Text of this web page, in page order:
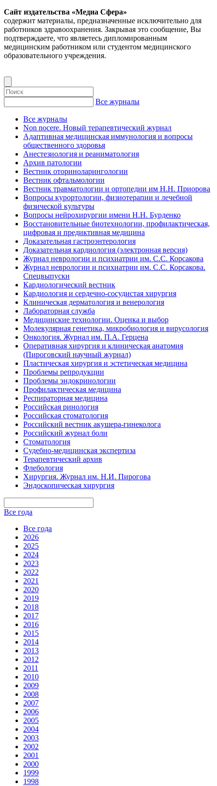
Сайт издательства «Медиа Сфера»
содержит материалы, предназначенные исключительно для
работников здравоохранения. Закрывая это сообщение, Вы
подтверждаете, что являетесь дипломированным
медицинским работником или студентом медицинского
образовательного учреждения.
Все журналы
Все журналы
Non nocere. Новый терапевтический журнал
Адаптивная медицинская иммунология и вопросы
общественного здоровья
Анестезиология и реаниматология
Архив патологии
Вестник оториноларингологии
Вестник офтальмологии
Вестник травматологии и ортопедии им Н.Н. Приорова
Вопросы курортологии, физиотерапии и лечебной
физической культуры
Вопросы нейрохирургии имени Н.Н. Бурденко
Восстановительные биотехнологии, профилактическая,
цифровая и предиктивная медицина
Доказательная гастроэнтерология
Доказательная кардиология (электронная версия)
Журнал неврологии и психиатрии им. С.С. Корсакова
Журнал неврологии и психиатрии им. С.С. Корсакова.
Спецвыпуски
Кардиологический вестник
Кардиология и сердечно-сосудистая хирургия
Клиническая дерматология и венерология
Лабораторная служба
Медицинские технологии. Оценка и выбор
Молекулярная генетика, микробиология и вирусология
Онкология. Журнал им. П.А. Герцена
Оперативная хирургия и клиническая анатомия
(Пироговский научный журнал)
Пластическая хирургия и эстетическая медицина
Проблемы репродукции
Проблемы эндокринологии
Профилактическая медицина
Респираторная медицина
Российская ринология
Российская стоматология
Российский вестник акушера-гинеколога
Российский журнал боли
Стоматология
Судебно-медицинская экспертиза
Терапевтический архив
Флебология
Хирургия. Журнал им. Н.И. Пирогова
Эндоскопическая хирургия
Все года
Все года
2026
2025
2024
2023
2022
2021
2020
2019
2018
2017
2016
2015
2014
2013
2012
2011
2010
2009
2008
2007
2006
2005
2004
2003
2002
2001
2000
1999
1998